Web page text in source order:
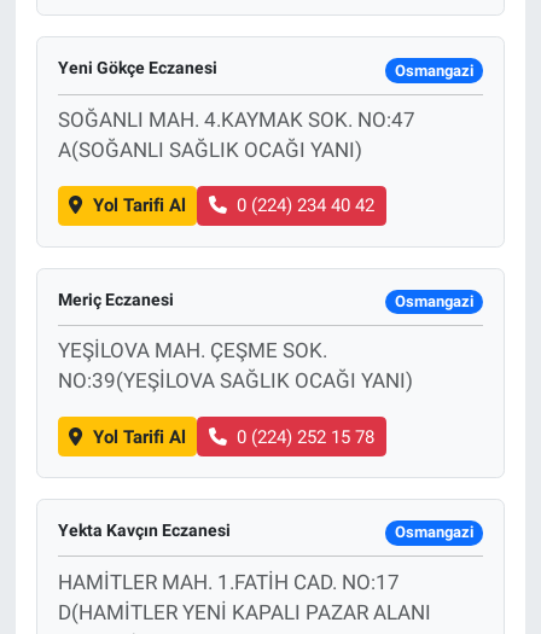
Yeni Gökçe Eczanesi Osmangazi
SOĞANLI MAH. 4.KAYMAK SOK. NO:47
A(SOĞANLI SAĞLIK OCAĞI YANI)
Yol Tarifi Al 0 (224) 234 40 42
Meriç Eczanesi Osmangazi
YEŞİLOVA MAH. ÇEŞME SOK.
NO:39(YEŞİLOVA SAĞLIK OCAĞI YANI)
Yol Tarifi Al 0 (224) 252 15 78
Yekta Kavçın Eczanesi Osmangazi
HAMİTLER MAH. 1.FATİH CAD. NO:17
D(HAMİTLER YENİ KAPALI PAZAR ALANI